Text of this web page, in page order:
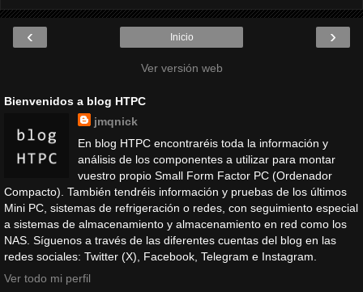
‹ ›
Inicio
Ver versión web
Bienvenidos a blog HTPC
jmqnick
En blog HTPC encontraréis toda la información y
análisis de los componentes a utilizar para montar
vuestro propio Small Form Factor PC (Ordenador
Compacto). También tendréis información y pruebas de los últimos
Mini PC, sistemas de refrigeración o redes, con seguimiento especial
a sistemas de almacenamiento y almacenamiento en red como los
NAS. Síguenos a través de las diferentes cuentas del blog en las
redes sociales: Twitter (X), Facebook, Telegram e Instagram.
Ver todo mi perfil